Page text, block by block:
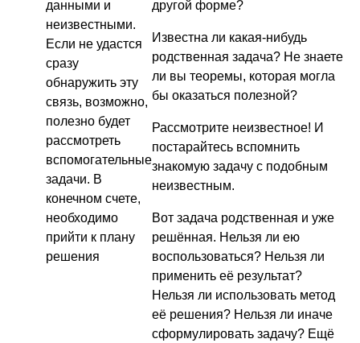
данными и
неизвестными.
Если не удастся
сразу
обнаружить эту
связь, возможно,
полезно будет
рассмотреть
вспомогательные
задачи. В
конечном счете,
необходимо
прийти к плану
решения
другой форме?
Известна ли какая-нибудь
родственная задача? Не знаете
ли вы теоремы, которая могла
бы оказаться полезной?
Рассмотрите неизвестное! И
постарайтесь вспомнить
знакомую задачу с подобным
неизвестным.
Вот задача родственная и уже
решённая. Нельзя ли ею
воспользоваться? Нельзя ли
применить её результат?
Нельзя ли использовать метод
её решения? Нельзя ли иначе
сформулировать задачу? Ещё